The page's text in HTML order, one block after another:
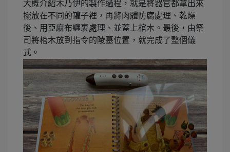
大概介紹木乃伊的製作過程，就是將器官都拿出來
擺放在不同的罐子裡，再將肉體防腐處理、乾燥
後、用亞麻布纏裹處理、並蓋上棺木。最後，由祭
司將棺木放到指令的陵墓位置，就完成了整個儀
式。